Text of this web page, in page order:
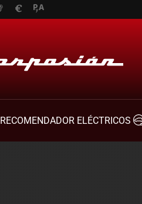
RECOMENDADOR ELÉCTRICOS